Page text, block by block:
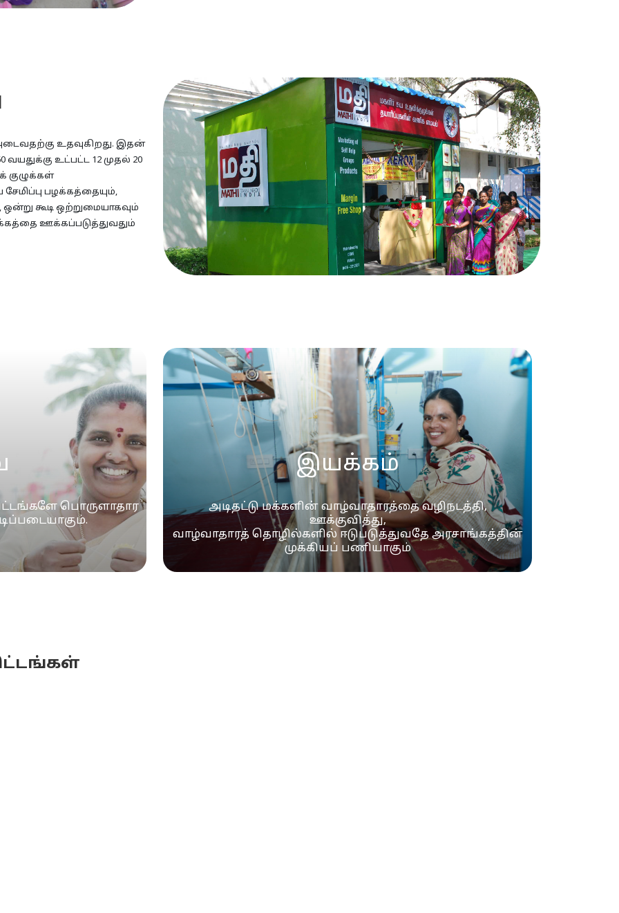
உதவுகிறது. இதன்
வயதுக்கு உட்பட்ட 12 முதல் 20
குழுக்கள்
பழக்கத்தையும்,
கூடி ஒற்றுமையாகவும்
ஊக்கப்படுத்துவதும்
பொருளாதார
இயக்கம்
அடிதட்டு மக்களின் வாழ்வாதாரத்தை வழிநடத்தி,
ஊக்குவித்து,
வாழ்வாதாரத் தொழில்களில் ஈடுபடுத்துவதே அரசாங்கத்தின்
முக்கியப் பணியாகும்